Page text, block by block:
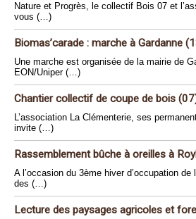
Nature et Progrès, le collectif Bois 07 et
vous (…)
Biomas’carade : marche à Gardanne
Une marche est organisée de la mairie de
EON/Uniper (…)
Chantier collectif de coupe de bois
L’association La Clémenterie, ses
invite (…)
Rassemblement bûche à oreilles à
A l’occasion du 3ème hiver d’occupation
des (…)
Lecture des paysages agricoles et